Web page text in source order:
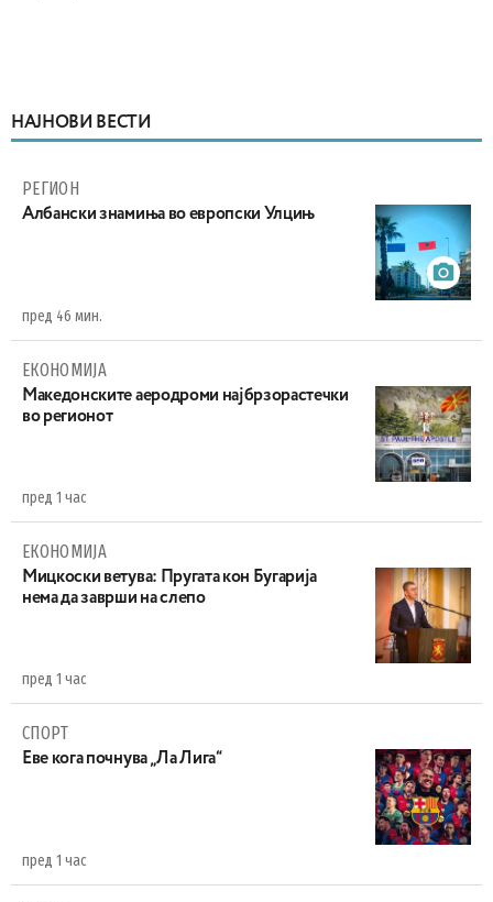
НАЈНОВИ ВЕСТИ
РЕГИОН
Aлбански знамиња во европски Улцињ
пред 46 мин.
ЕКОНОМИЈА
Maкедонските аеродроми најбрзорастечки
во регионот
пред 1 час
ЕКОНОМИЈА
Mицкоски ветува: Пругата кон Бугарија
нема да заврши на слепо
пред 1 час
СПОРТ
Еве кога почнува „Ла Лига“
пред 1 час